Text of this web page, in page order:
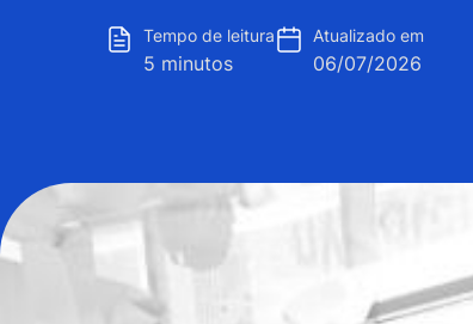
Tempo de leitura
5 minutos
Atualizado em
06/07/2026